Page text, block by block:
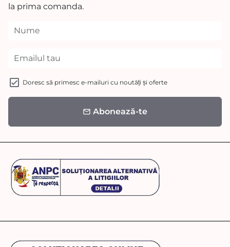
la prima comanda.
Doresc să primesc e-mailuri cu noutăți și oferte
email Abonează-te